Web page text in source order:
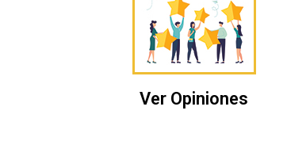
20
Jun
2025
Ver Opiniones